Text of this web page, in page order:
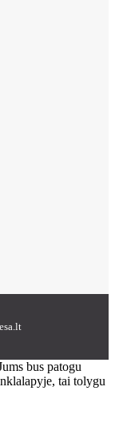
bus patogu
tai tolygu